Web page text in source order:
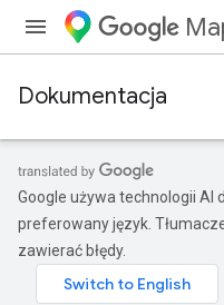
Dokumentacja
Google używa technologii AI
preferowany język.
zawierać błędy.